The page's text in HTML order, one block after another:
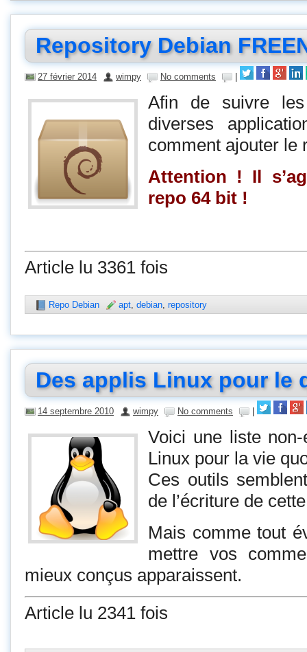
Repository Debian
27 février 2014 wimpy No comments
Afin de suivre
diverses
comment ajouter le
Attention ! Il
repo 64 bit !
Article lu 3361 fois
Repo Debian apt, debian, repository
Des applis Linux pour le
14 septembre 2010 wimpy No comments
Voici une liste
Linux pour la vie
Ces outils
de l’écriture de
Mais comme tout
mettre vos
mieux conçus apparaissent.
Article lu 2341 fois